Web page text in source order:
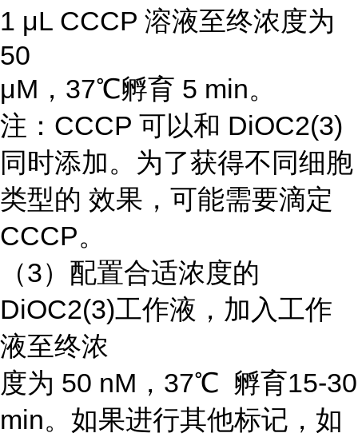
1 μL CCCP 溶液至终浓度为
50
μM，37℃孵育 5 min。
注：CCCP 可以和 DiOC2(3)
同时添加。为了获得不同细胞
类型的 效果，可能需要滴定
CCCP。
（3）配置合适浓度的
DiOC2(3)工作液，加入工作
液至终浓
度为 50 nM，37℃ 孵育15-30
min。如果进行其他标记，如